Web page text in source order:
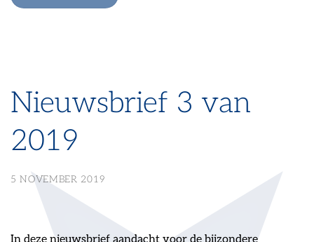
Nieuwsbrief 3 van
2019
5 NOVEMBER 2019